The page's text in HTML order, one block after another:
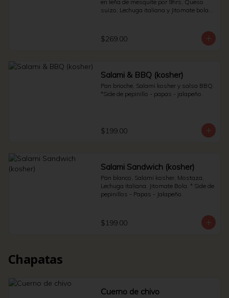
en leña de mesquite por 9hrs, Queso
suizo, Lechuga italiana y Jitomate bola. *
$269.00
Salami & BBQ (kosher)
Pan brioche, Salami kosher y salsa BBQ.
*Side de pepinillo - papas - jalapeño.
$199.00
Salami Sandwich (kosher)
Pan blanco, Salami kosher, Mostaza,
Lechuga italiana, Jitomate Bola. * Side de
pepinillos - Papas - Jalapeño.
$199.00
Chapatas
Cuerno de chivo